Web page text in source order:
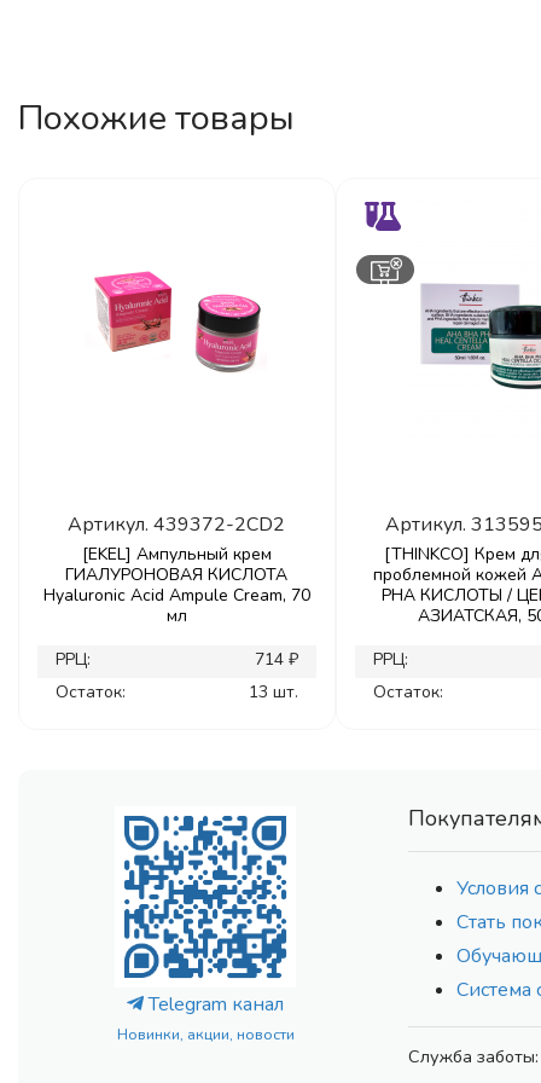
Похожие товары
Артикул.439372-2CD2
[EKEL] Ампульный крем
ГИАЛУРОНОВАЯ КИСЛОТА
Hyaluronic Acid Ampule Cream, 70
мл
РРЦ:
714 ₽
Остаток:
13 шт.
Артикул.
[THINKCO] Крем
проблемной кожей
PHA КИСЛОТЫ /
АЗИАТСКАЯ,
РРЦ:
Остаток:
Telegram канал
Новинки, акции, новости
Условия
Стать
Система
Служба заботы: